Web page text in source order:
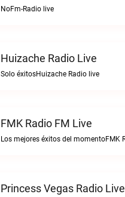
NoFm-Radio live
Huizache Radio Live
Solo éxitosHuizache Radio live
FMK Radio FM Live
Princess Vegas Radio Live